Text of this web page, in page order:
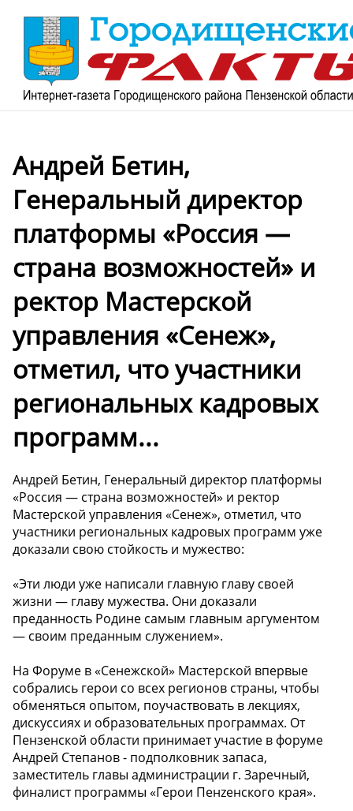
Андрей Бетин,
Генеральный директор
платформы «Россия —
страна возможностей» и
ректор Мастерской
управления «Сенеж»,
отметил, что участники
региональных кадровых
программ...
Андрей Бетин, Генеральный директор платформы
«Россия — страна возможностей» и ректор
Мастерской управления «Сенеж», отметил, что
участники региональных кадровых программ уже
доказали свою стойкость и мужество:
«Эти люди уже написали главную главу своей
жизни — главу мужества. Они доказали
преданность Родине самым главным аргументом
— своим преданным служением».
На Форуме в «Сенежской» Мастерской впервые
собрались герои со всех регионов страны, чтобы
обменяться опытом, поучаствовать в лекциях,
дискуссиях и образовательных программах. От
Пензенской области принимает участие в форуме
Андрей Степанов - подполковник запаса,
заместитель главы администрации г. Заречный,
финалист программы «Герои Пенzенского края».